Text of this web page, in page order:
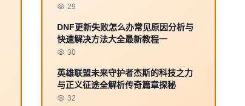
础 29
DNF更新失败怎么办常见原因分析与
快速解决方法大全最新教程一
30
英雄联盟未来守护者杰斯的科技之力
与正义征途全解析传奇篇章探秘
32